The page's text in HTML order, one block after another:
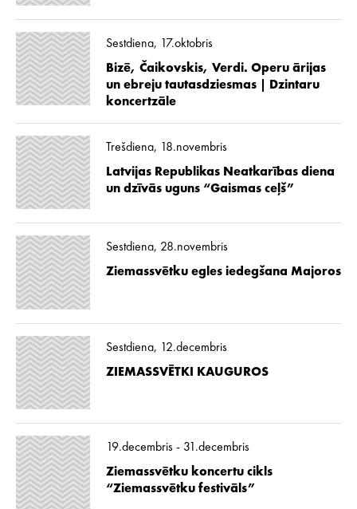
Sestdiena, 17.oktobris
Bizē, Čaikovskis, Verdi. Operu ārijas
un ebreju tautasdziesmas | Dzintaru
koncertzāle
Trešdiena, 18.novembris
Latvijas Republikas Neatkarības diena
un dzīvās uguns “Gaismas ceļš”
Sestdiena, 28.novembris
Ziemassvētku egles iedegšana Majoros
Sestdiena, 12.decembris
ZIEMASSVĒTKI KAUGUROS
19.decembris - 31.decembris
Ziemassvētku koncertu cikls
“Ziemassvētku festivāls”